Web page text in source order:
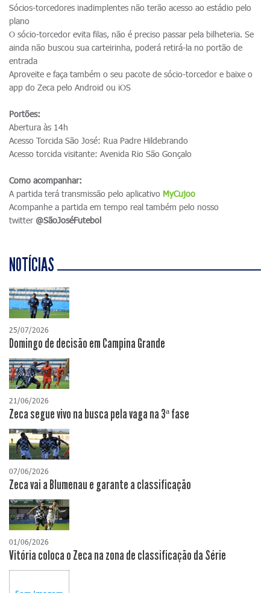
Sócios-torcedores inadimplentes não terão acesso ao estádio pelo
plano
O sócio-torcedor evita filas, não é preciso passar pela bilheteria. Se
ainda não buscou sua carteirinha, poderá retirá-la no portão de
entrada
Aproveite e faça também o seu pacote de sócio-torcedor e baixe o
app do Zeca pelo Android ou iOS
Portões:
Abertura às 14h
Acesso Torcida São José: Rua Padre Hildebrando
Acesso torcida visitante: Avenida Rio São Gonçalo
Como acompanhar:
A partida terá transmissão pelo aplicativo MyCujoo
Acompanhe a partida em tempo real também pelo nosso
twitter @SãoJoséFutebol
NOTÍCIAS
25/07/2026
Domingo de decisão em Campina Grande
21/06/2026
Zeca segue vivo na busca pela vaga na 3ª fase
07/06/2026
Zeca vai a Blumenau e garante a classificação
01/06/2026
Vitória coloca o Zeca na zona de classificação da Série